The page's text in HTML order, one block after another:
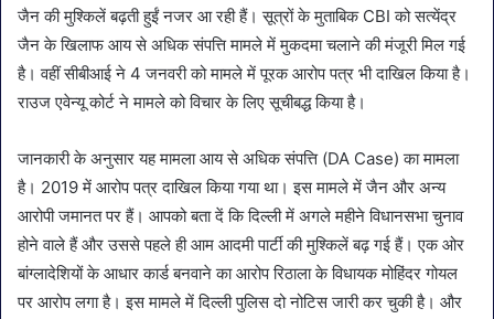
जैन की मुश्किलें बढ़ती हुईं नजर आ रही हैं। सूत्रों के मुताबिक CBI को सत्येंद्र
जैन के खिलाफ आय से अधिक संपत्ति मामले में मुकदमा चलाने की मंजूरी मिल गई
है। वहीं सीबीआई ने 4 जनवरी को मामले में पूरक आरोप पत्र भी दाखिल किया है।
राउज एवेन्यू कोर्ट ने मामले को विचार के लिए सूचीबद्ध किया है।
जानकारी के अनुसार यह मामला आय से अधिक संपत्ति (DA Case) का मामला
है। 2019 में आरोप पत्र दाखिल किया गया था। इस मामले में जैन और अन्य
आरोपी जमानत पर हैं। आपको बता दें कि दिल्ली में अगले महीने विधानसभा चुनाव
होने वाले हैं और उससे पहले ही आम आदमी पार्टी की मुश्किलें बढ़ गई हैं। एक ओर
बांग्लादेशियों के आधार कार्ड बनवाने का आरोप रिठाला के विधायक मोहिंदर गोयल
पर आरोप लगा है। इस मामले में दिल्ली पुलिस दो नोटिस जारी कर चुकी है। और